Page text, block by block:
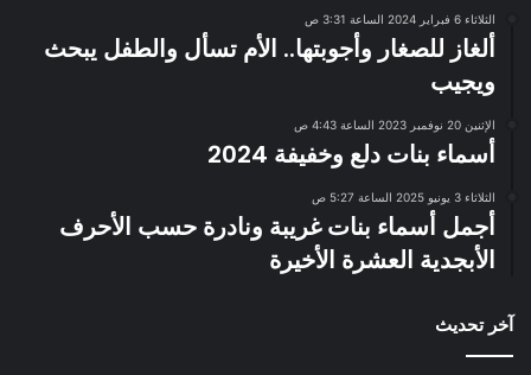
الثلاثاء 6 فبراير 2024 الساعة 3:31 ص
ألغاز للصغار وأجوبتها.. الأم تسأل والطفل يبحث
ويجيب
الإثنين 20 نوفمبر 2023 الساعة 4:43 ص
أسماء بنات دلع وخفيفة 2024
الثلاثاء 3 يونيو 2025 الساعة 5:27 ص
أجمل أسماء بنات غريبة ونادرة حسب الأحرف
الأبجدية العشرة الأخيرة
آخر تحديث